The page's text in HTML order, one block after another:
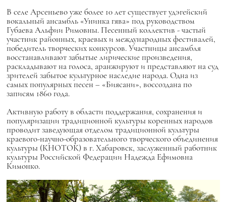
В селе Арсеньево уже более 10 лет существует удэгейский
вокальный ансамбль «Унинка гява» под руководством
Губаева Альфии Римовны. Песенный коллектив - частый
участник районных, краевых и международных фестивалей,
победитель творческих конкурсов. Участницы ансамбля
восстанавливают забытые лирические произведения,
раскладывают на голоса, аранжируют и представляют на суд
зрителей забытое культурное наследие народа. Одна из
самых популярных песен – «Биясани», воссоздана по
записям 1860 года.
Активную работу в области поддержания, сохранения и
популяризации традиционной культуры коренных народов
проводит заведующая отделом традиционной культуры
краевого-научно-образовательного творческого объединения
культуры (КНОТОК) в г. Хабаровск, заслуженный работник
культуры Российской Федерации Надежда Ефимовна
Кимонко.